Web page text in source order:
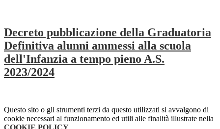
Decreto pubblicazione della Graduatoria
Definitiva alunni ammessi alla scuola
dell'Infanzia a tempo pieno A.S.
2023/2024
Questo sito o gli strumenti terzi da questo utilizzati si avvalgono di
cookie necessari al funzionamento ed utili alle finalità illustrate nella
COOKIE POLICY.